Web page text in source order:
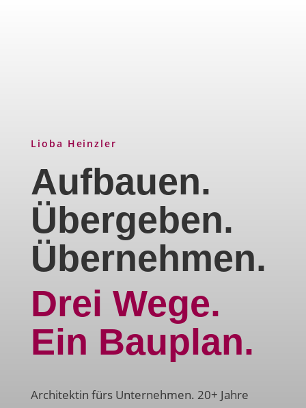
Lioba Heinzler
Aufbauen.
Übergeben.
Übernehmen.
Drei Wege.
Ein Bauplan.
Architektin fürs Unternehmen. 20+ Jahre